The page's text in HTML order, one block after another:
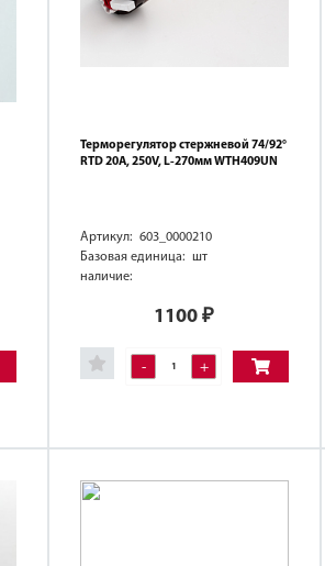
Терморегулятор стержневой 74/92°
RTD 20A, 250V, L-270мм WTH409UN
Артикул: 603_0000210
Базовая единица: шт
наличие:
1100 ₽
- +